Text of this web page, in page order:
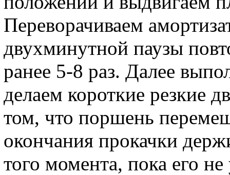
Переворачиваем
двухминутной паузы
ранее 5-8 раз. Далее
делаем короткие резкие
том, что поршень
окончания прокачки
того момента, пока его